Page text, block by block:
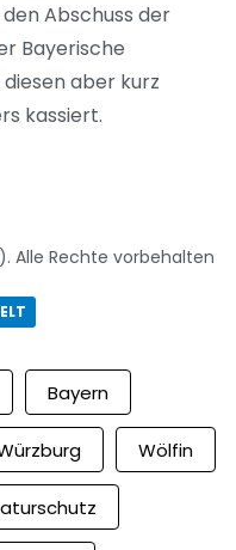
Abschuss der
Bayerische
aber kurz
kassiert.
Alle Rechte vorbehalten
Bayern
Wölfin